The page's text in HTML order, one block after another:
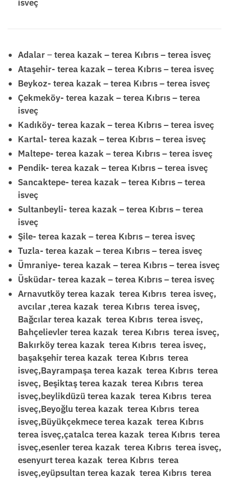
isveç
Adalar–terea kazak – terea Kıbrıs – terea isveç
Ataşehir- terea kazak – terea Kıbrıs – terea isveç
Beykoz- terea kazak – terea Kıbrıs – terea isveç
Çekmeköy- terea kazak – terea Kıbrıs – terea
isveç
Kadıköy- terea kazak – terea Kıbrıs – terea isveç
Kartal- terea kazak – terea Kıbrıs – terea isveç
Maltepe- terea kazak – terea Kıbrıs – terea isveç
Pendik- terea kazak – terea Kıbrıs – terea isveç
Sancaktepe- terea kazak – terea Kıbrıs – terea
isveç
Sultanbeyli- terea kazak – terea Kıbrıs – terea
isveç
Şile- terea kazak – terea Kıbrıs – terea isveç
Tuzla- terea kazak – terea Kıbrıs – terea isveç
Ümraniye- terea kazak – terea Kıbrıs – terea isveç
Üsküdar- terea kazak – terea Kıbrıs – terea isveç
Arnavutköy terea kazak terea Kıbrıs terea isveç,
avcılar ,terea kazak terea Kıbrıs terea isveç,
Bağcılar terea kazak terea Kıbrıs terea isveç,
Bahçelievler terea kazak terea Kıbrıs terea isveç,
Bakırköy terea kazak terea Kıbrıs terea isveç,
başakşehir terea kazak terea Kıbrıs terea
isveç,Bayrampaşa terea kazak terea Kıbrıs terea
isveç, Beşiktaş terea kazak terea Kıbrıs terea
isveç,beylikdüzü terea kazak terea Kıbrıs terea
isveç,Beyoğlu terea kazak terea Kıbrıs terea
isveç,Büyükçekmece terea kazak terea Kıbrıs
terea isveç,çatalca terea kazak terea Kıbrıs terea
isveç,esenler terea kazak terea Kıbrıs terea isveç,
esenyurt terea kazak terea Kıbrıs terea
isveç,eyüpsultan terea kazak terea Kıbrıs terea